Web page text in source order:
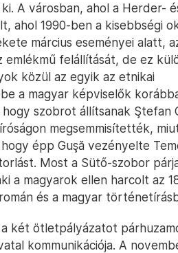
A városban, ahol a Herder-
ahol 1990-ben a kisebbségi
március eseményei alatt,
emlékmű felállítását, de ez
közül az egyik az etnikai
a magyar képviselők
szobrot állítsanak Ştefan
megsemmisítették,
épp Guşă vezényelte
Most a Sütő-szobor
a magyarok ellen harcolt az
és a magyar
két ötletpályázatot
kommunikációja. A